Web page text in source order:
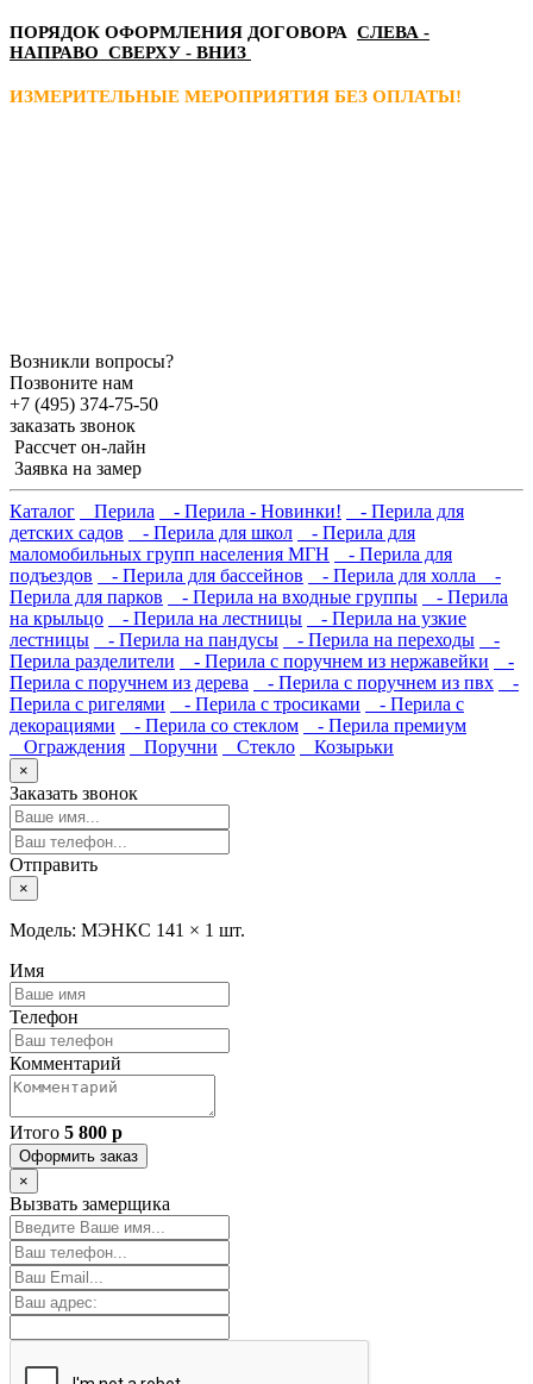
ПОРЯДОК ОФОРМЛЕНИЯ ДОГОВОРА СЛЕВА -
НАПРАВО СВЕРХУ - ВНИЗ
ИЗМЕРИТЕЛЬНЫЕ МЕРОПРИЯТИЯ БЕЗ ОПЛАТЫ!
Возникли вопросы?
Позвоните нам
+7 (495) 374-75-50
заказать звонок
Рассчет он-лайн
Заявка на замер
Каталог Перила - Перила - Новинки!
- Перила для
детских садов
- Перила для школ
- Перила для
маломобильных групп населения МГН
- Перила для
подъездов
- Перила для бассейнов - Перила для холла
-
Перила для парков
- Перила на входные группы
- Перила
на крыльцо
- Перила на лестницы
- Перила на узкие
лестницы
- Перила на пандусы - Перила на переходы
-
Перила разделители
- Перила с поручнем из нержавейки
-
Перила с поручнем из дерева
- Перила с поручнем из пвх
-
Перила с ригелями
- Перила с тросиками
- Перила с
декорациями
- Перила со стеклом
- Перила премиум
Ограждения
Поручни Стекло Козырьки
×
Заказать звонок
Отправить
×
Модель: МЭНКС 141 × 1 шт.
Имя
Телефон
Комментарий
Итого 5 800 р
Оформить заказ
×
Вызвать замерщика